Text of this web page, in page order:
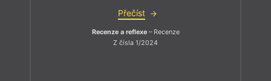
Přečíst
Recenze a reflexe– Recenze
Z čísla 1/2024